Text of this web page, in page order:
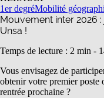
1er degréMobilité
Mouvement inter 2026
Unsa !
Temps de lecture : 2 min -
Vous envisagez de
obtenir votre premier poste
rentrée prochaine ?